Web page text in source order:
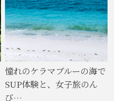
憧れのケラマブルーの海で
SUP体験と、女子旅のん
び…